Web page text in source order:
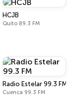
HCJB
Quito 89.3 FM
Radio Estelar 99.3 FM
Cuenca 99.3 FM